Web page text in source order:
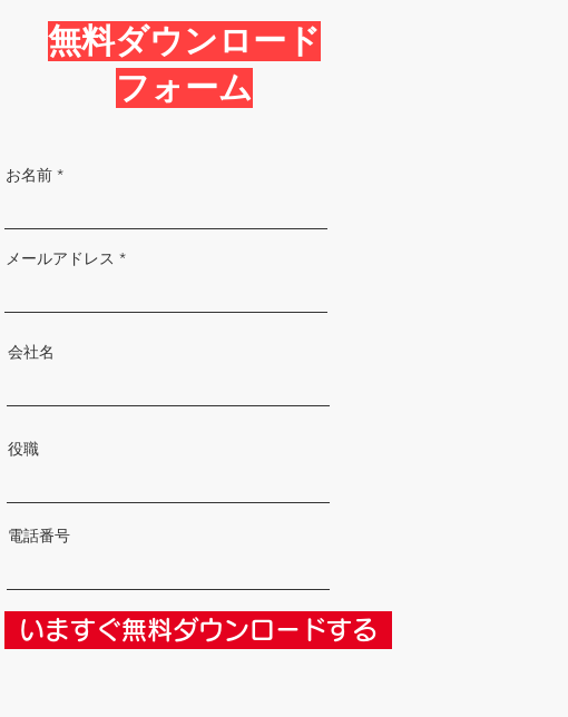
無料ダウンロード
フォーム
お名前
メールアドレス
会社名
役職
電話番号
いますぐ無料ダウンロードする